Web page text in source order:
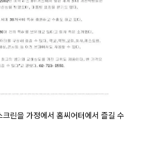
크린을 가정에서 홈씨어터에서 즐길 수